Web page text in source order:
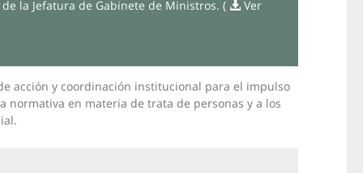
la Jefatura de Gabinete de Ministros. ( Ver
acción y coordinación institucional para el impulso
normativa en materia de trata de personas y a los